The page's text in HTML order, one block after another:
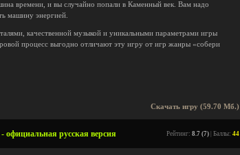
времени, и вы случайно попали в Каменный век. Вам надо
машину энергией.
качественной музыкой и уникальными параметрами игры
процесс выгодно отличают эту игру от игр жанры «собери
Скачать игру (59.70 Мб.)
русская версия Рейтинг: 8.7 (7) | Баллы: 44